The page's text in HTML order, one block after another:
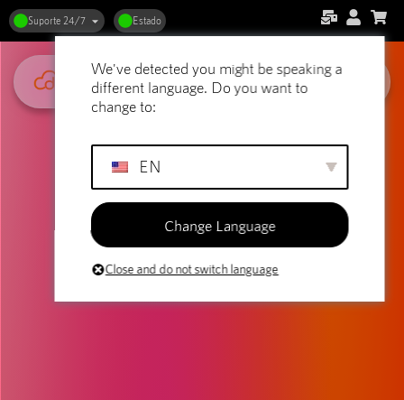
Suporte 24/7 Estado
We've detected you might be speaking a
different language. Do you want to
change to:
EN
Change Language
Close and do not switch language